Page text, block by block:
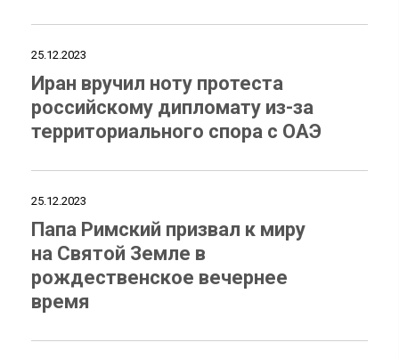
25.12.2023
Иран вручил ноту протеста
российскому дипломату из-за
территориального спора с ОАЭ
25.12.2023
Папа Римский призвал к миру
на Святой Земле в
рождественское вечернее
время